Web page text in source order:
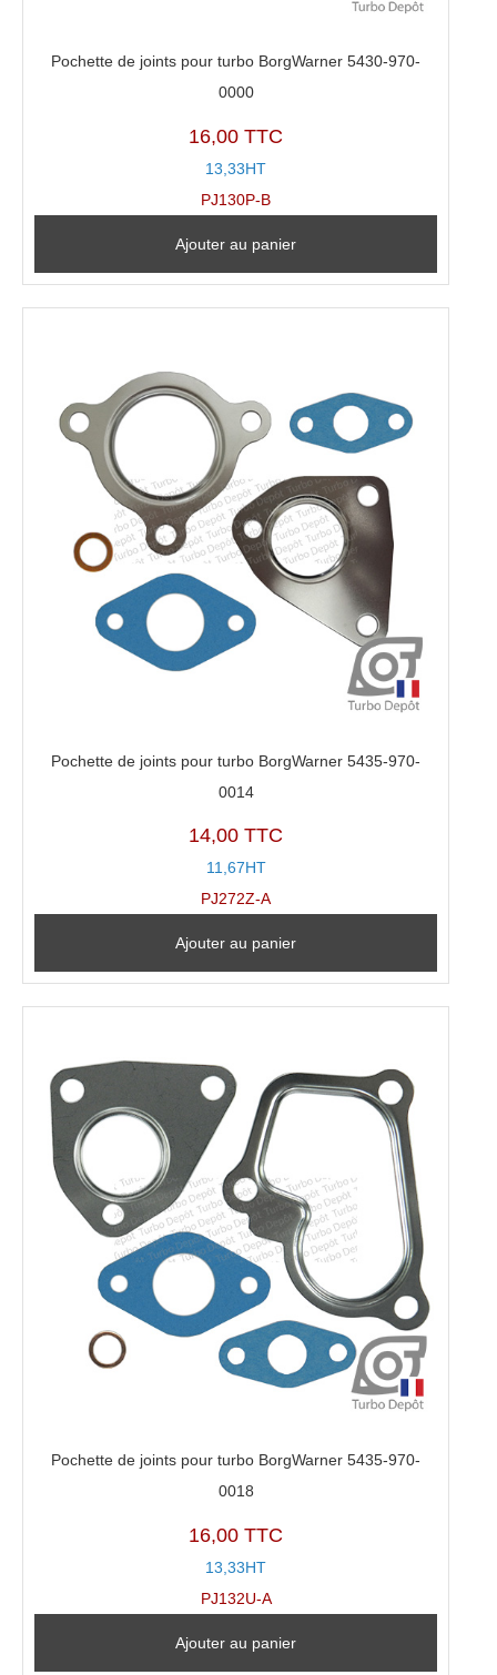
Pochette de joints pour turbo BorgWarner 5430-970-
0000
16,00 TTC
13,33HT
PJ130P-B
Ajouter au panier
Pochette de joints pour turbo BorgWarner 5435-970-
0014
14,00 TTC
11,67HT
PJ272Z-A
Ajouter au panier
Pochette de joints pour turbo BorgWarner 5435-970-
0018
16,00 TTC
13,33HT
PJ132U-A
Ajouter au panier